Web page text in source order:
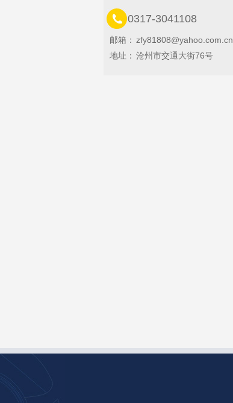
0317-3041108
邮箱： zfy81808@yahoo.com.cn
地址： 沧州市交通大街76号